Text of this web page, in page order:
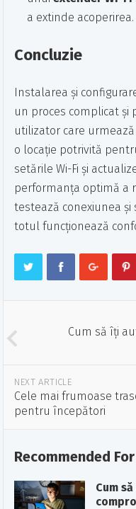
a extinde acoperirea.
Concluzie
Instalarea și
un proces complicat și
utilizator care urmează
o locație potrivită
setările Wi-Fi și
performanța optimă a
testează conexiunea
totul funcționează
Cum să îți
NEXT ARTICLE
Cele mai frumoase
pentru începători
Recommended
Cum